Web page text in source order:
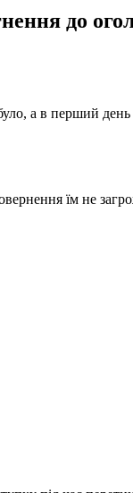
до
а в перший
їм не